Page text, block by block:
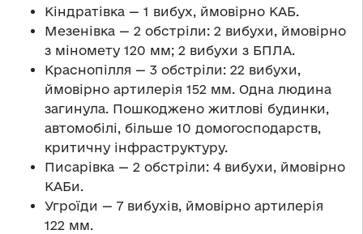
Кіндратівка — 1 вибух, ймовірно КАБ.
Мезенівка — 2 обстріли: 2 вибухи, ймовірно
з міномету 120 мм; 2 вибухи з БПЛА.
Краснопілля — 3 обстріли: 22 вибухи,
ймовірно артилерія 152 мм. Одна людина
загинула. Пошкоджено житлові будинки,
автомобілі, більше 10 домогосподарств,
критичну інфраструктуру.
Писарівка — 2 обстріли: 4 вибухи, ймовірно
КАБи.
Угроїди — 7 вибухів, ймовірно артилерія
122 мм.